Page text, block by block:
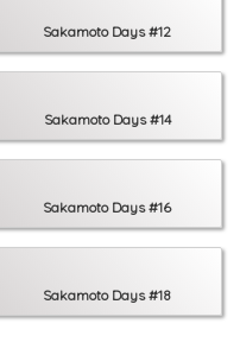
Sakamoto Days #12
Sakamoto Days #14
Sakamoto Days #16
Sakamoto Days #18